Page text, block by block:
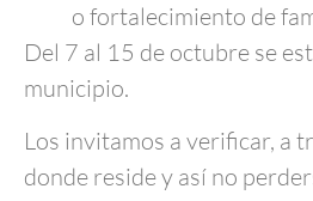
o fortalecimiento de
Del 7 al 15 de octubre se
municipio.
Los invitamos a verificar, a
donde reside y así no